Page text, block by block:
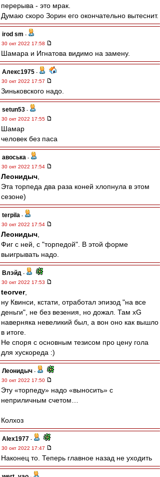
перерыва - это мрак.
Думаю скоро Зорин его окончательно вытеснит.
irod sm -
30 окт 2022 17:58
Шамара и Игнатова видимо на замену.
Алекс1975 -
30 окт 2022 17:57
Зиньковского надо.
setun53 -
30 окт 2022 17:55
Шамар
человек без паса
авоська -
30 окт 2022 17:54
Леонидыч
Эта торпеда два раза коней хлопнула в этом
сезоне)
terpila -
30 окт 2022 17:54
Леонидыч
Фиг с ней, с "торпедой". В этой форме
выигрывать надо.
Влэйд -
30 окт 2022 17:53
teorver,
ну Квинси, кстати, отработал эпизод "на все
деньги", не без везения, но дожал. Там xG
наверняка невеликий был, а вон оно как вышло
в итоге.
Не споря с основным тезисом про цену гола
для хускореда :)
Леонидыч -
30 окт 2022 17:50
Эту «торпеду» надо «выносить» с
неприличным счетом…
Колхоз
Alex1977 -
30 окт 2022 17:47
Наконец то. Теперь главное назад не уходить